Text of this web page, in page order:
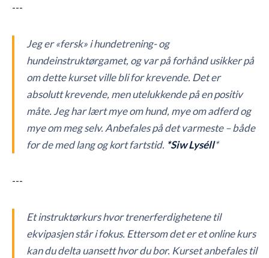
---
Jeg er «fersk» i hundetrening- og
hundeinstruktørgamet, og var på forhånd usikker på
om dette kurset ville bli for krevende. Det er
absolutt krevende, men utelukkende på en positiv
måte. Jeg har lært mye om hund, mye om adferd og
mye om meg selv. Anbefales på det varmeste – både
for de med lang og kort fartstid. *Siw Lyséll*
---
Et instruktørkurs hvor trenerferdighetene til
ekvipasjen står i fokus. Ettersom det er et online kurs
kan du delta uansett hvor du bor. Kurset anbefales til